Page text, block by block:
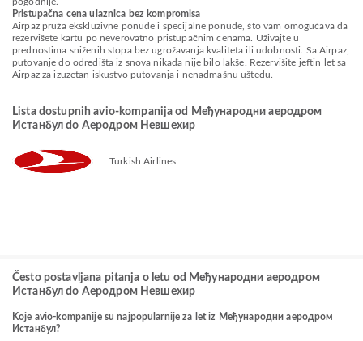
Pristupačna cena ulaznica bez kompromisa
Airpaz pruža ekskluzivne ponude i specijalne ponude, što vam omogućava da
rezervišete kartu po neverovatno pristupačnim cenama. Uživajte u
prednostima sniženih stopa bez ugrožavanja kvaliteta ili udobnosti. Sa Airpaz,
putovanje do odredišta iz snova nikada nije bilo lakše. Rezervišite jeftin let sa
Airpaz za izuzetan iskustvo putovanja i nenadmašnu uštedu.
Lista dostupnih avio-kompanija od Међународни аеродром
Истанбул do Aеродром Невшехир
Turkish Airlines
Često postavljana pitanja o letu od Међународни аеродром
Истанбул do Aеродром Невшехир
Koje avio-kompanije su najpopularnije za let iz Међународни аеродром
Истанбул?